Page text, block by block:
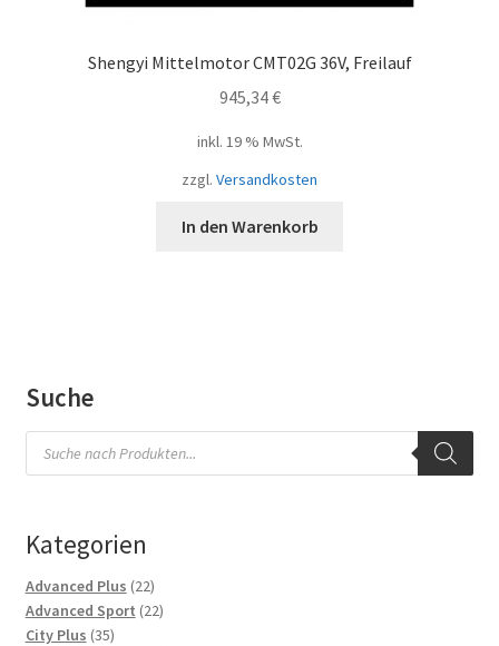
Shengyi Mittelmotor CMT02G 36V, Freilauf
945,34€
inkl. 19 % MwSt.
zzgl. Versandkosten
In den Warenkorb
Suche
Products
search
Kategorien
Advanced Plus 2222
Produkte
Advanced Sport 2222
City Plus 3535